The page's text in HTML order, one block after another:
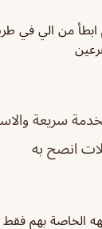
من الي في
سريعة
انصح به
الخاصة بهم فقط